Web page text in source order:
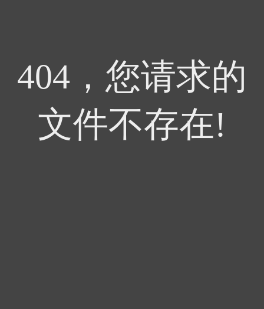
404，您请求的
文件不存在!